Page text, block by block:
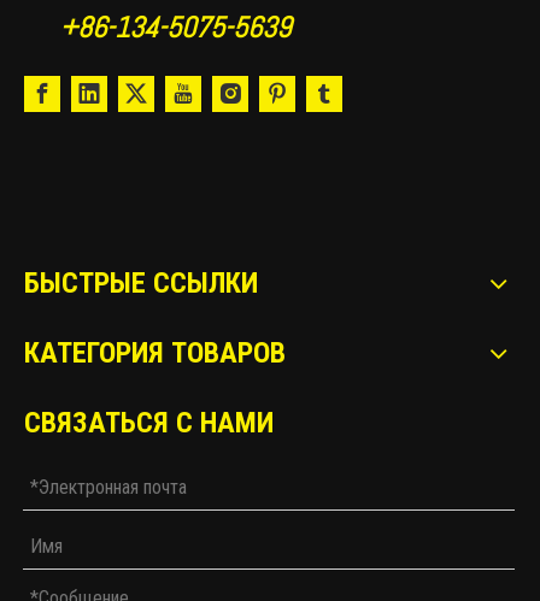
+86-134-5075-5639
БЫСТРЫЕ ССЫЛКИ
КАТЕГОРИЯ ТОВАРОВ
СВЯЗАТЬСЯ С НАМИ